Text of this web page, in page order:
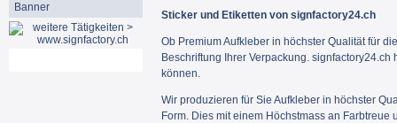
Banner
Sticker und Etiketten von signfactory24.ch
Ob Premium Aufkleber in höchster Qualität für
Beschriftung Ihrer Verpackung.
können.
Wir produzieren für Sie Aufkleber in höchster
Form. Dies mit einem Höchstmass an